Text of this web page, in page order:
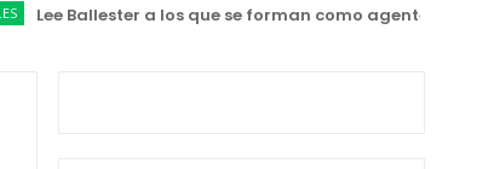
Lee Ballester a los que se forman como agentes “Todo